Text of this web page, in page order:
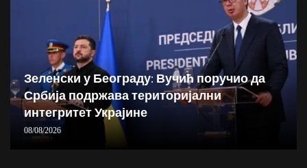
Зеленски у Београду: Вучић поручио да
Србија подржава територијални
интегритет Украјине
08/08/2026